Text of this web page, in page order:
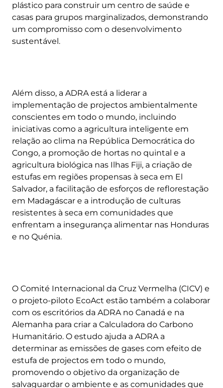
plástico para construir um centro de saúde e
casas para grupos marginalizados, demonstrando
um compromisso com o desenvolvimento
sustentável.
Além disso, a ADRA está a liderar a
implementação de projectos ambientalmente
conscientes em todo o mundo, incluindo
iniciativas como a agricultura inteligente em
relação ao clima na República Democrática do
Congo, a promoção de hortas no quintal e a
agricultura biológica nas Ilhas Fiji, a criação de
estufas em regiões propensas à seca em El
Salvador, a facilitação de esforços de reflorestação
em Madagáscar e a introdução de culturas
resistentes à seca em comunidades que
enfrentam a insegurança alimentar nas Honduras
e no Quénia.
O Comité Internacional da Cruz Vermelha (CICV) e
o projeto-piloto EcoAct estão também a colaborar
com os escritórios da ADRA no Canadá e na
Alemanha para criar a Calculadora do Carbono
Humanitário. O estudo ajuda a ADRA a
determinar as emissões de gases com efeito de
estufa de projectos em todo o mundo,
promovendo o objetivo da organização de
salvaguardar o ambiente e as comunidades que